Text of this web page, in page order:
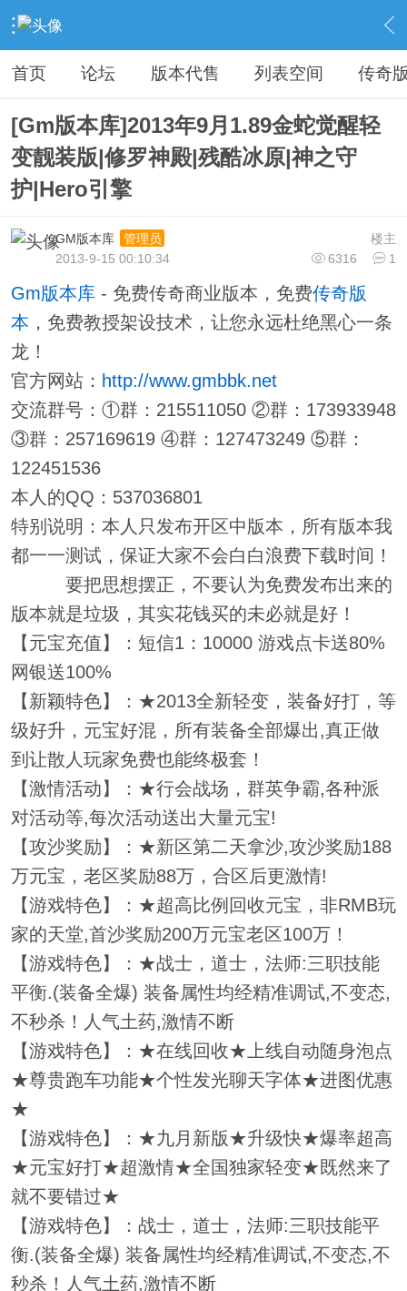
› 传奇私服专区 › 传奇商业版本免费下载 › 内容
首页 论坛 版本代售 列表空间 传奇
[Gm版本库]2013年9月1.89金蛇觉醒轻
变靓装版|修罗神殿|残酷冰原|神之守
护|Hero引擎
楼主
GM版本库
管理员
6316
1
2013-9-15 00:10:34
Gm版本库- 免费传奇商业版本，免费传奇版
本 ，免费教授架设技术，让您永远杜绝黑心一条
龙！
官方网站： http://www.gmbbk.net
交流群号：①群：215511050 ②群：173933948
③群：257169619 ④群：127473249 ⑤群：
122451536
本人的QQ：537036801
特别说明：本人只发布开区中版本，所有版本我
都一一测试，保证大家不会白白浪费下载时间！
要把思想摆正，不要认为免费发布出来的
版本就是垃圾，其实花钱买的未必就是好！
【元宝充值】：短信1：10000 游戏点卡送80%
网银送100%
【新颖特色】：★2013全新轻变，装备好打，等
级好升，元宝好混，所有装备全部爆出,真正做
到让散人玩家免费也能终极套！
【激情活动】：★行会战场，群英争霸,各种派
对活动等,每次活动送出大量元宝!
【攻沙奖励】：★新区第二天拿沙,攻沙奖励188
万元宝，老区奖励88万，合区后更激情!
【游戏特色】：★超高比例回收元宝，非RMB玩
家的天堂,首沙奖励200万元宝老区100万！
【游戏特色】：★战士，道士，法师:三职技能
平衡.(装备全爆) 装备属性均经精准调试,不变态,
不秒杀！人气土药,激情不断
【游戏特色】：★在线回收★上线自动随身泡点
★尊贵跑车功能★个性发光聊天字体★进图优惠
★
【游戏特色】：★九月新版★升级快★爆率超高
★元宝好打★超激情★全国独家轻变★既然来了
就不要错过★
【游戏特色】：战士，道士，法师:三职技能平
衡.(装备全爆) 装备属性均经精准调试,不变态,不
秒杀！人气土药,激情不断